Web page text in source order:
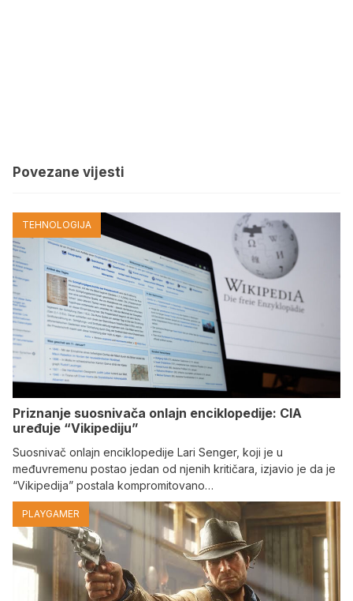
Povezane vijesti
TEHNOLOGIJA
Priznanje suosnivača onlajn enciklopedije: CIA
uređuje “Vikipediju”
Suosnivač onlajn enciklopedije Lari Senger, koji je u
međuvremenu postao jedan od njenih kritičara, izjavio je da je
“Vikipedija” postala kompromitovano…
PLAYGAMER